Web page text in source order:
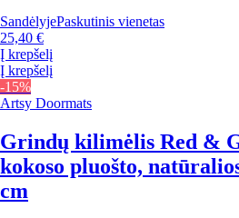
SandėlyjePaskutinis vienetas
25,40 €
Į krepšelį
Į krepšelį
-15%
Artsy Doormats
Grindų kilimėlis Red &
kokoso pluošto,
cm